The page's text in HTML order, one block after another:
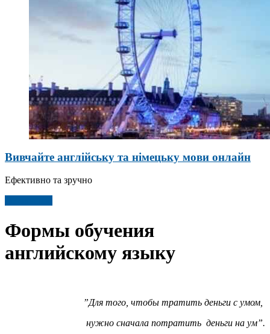
Вивчайте англійську та німецьку мови онлайн
Ефективно та зручно
Формы обучения
английскому языку
”Для того, чтобы тратить деньги с умом,
нужно сначала потратить деньги на ум”.